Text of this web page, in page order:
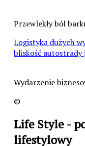
Przewlekły ból
Logistyka dużych
bliskość
Wydarzenie
©
Life Style -
lifestylowy